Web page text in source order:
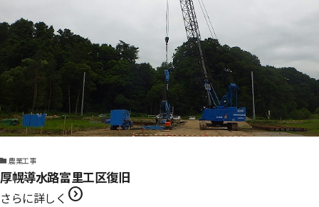
農業工事
厚幌導水路富里工区復旧
さらに詳しく expand_circle_right